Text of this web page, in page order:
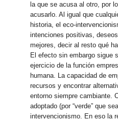
la que se acusa al otro, por
acusarlo. Al igual que
historia, el eco-
intenciones positivas,
mejores, decir al resto qué
El efecto sin embargo sigue
ejercicio de la función
humana. La capacidad de
recursos y encontrar
entorno siempre cambiante.
adoptado (por “verde” que
intervencionismo. En eso la